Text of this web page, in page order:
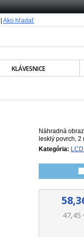
Ako hľadať
KLÁVESNICE
Náhradná
lesklý povrch, 2
Kategória:
47,45